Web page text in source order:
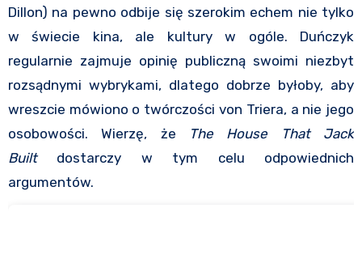
Dillon) na pewno odbije się szerokim echem nie tylko
w świecie kina, ale kultury w ogóle. Duńczyk
regularnie zajmuje opinię publiczną swoimi niezbyt
rozsądnymi wybrykami, dlatego dobrze byłoby, aby
wreszcie mówiono o twórczości von Triera, a nie jego
osobowości. Wierzę, że
The House That Jack
Built dostarczy w tym celu odpowiednich
argumentów.